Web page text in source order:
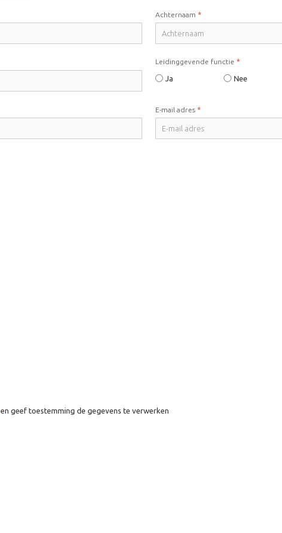
Achternaam *
Leidinggevende functie *
Ja Nee
E-mail adres *
en geef toestemming de gegevens te verwerken